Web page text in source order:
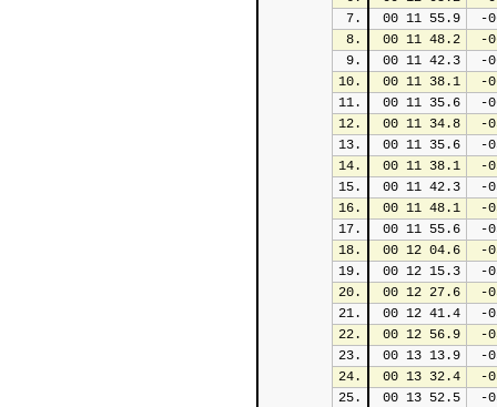
7.
00 11 55.9
-
8.
00 11 48.2
-
9.
00 11 42.3
-
10.
00 11 38.1
-
11.
00 11 35.6
-
12.
00 11 34.8
-
13.
00 11 35.6
-
14.
00 11 38.1
-
15.
00 11 42.3
-
16.
00 11 48.1
-
17.
00 11 55.6
-
18.
00 12 04.6
-
19.
00 12 15.3
-
20.
00 12 27.6
-
21.
00 12 41.4
-
22.
00 12 56.9
-
23.
00 13 13.9
-
24.
00 13 32.4
-
25.
00 13 52.5
-